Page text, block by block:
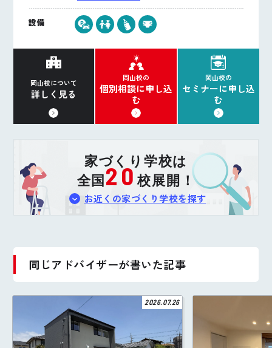
設備
岡山校について
詳しく見る
岡山校の
個別相談に申し込
む
岡山校の
セミナーに申し込
む
家づくり学校は
全国20校展開！
お近くの家づくり学校を探す
同じアドバイザーが書いた記事
2026.07.26